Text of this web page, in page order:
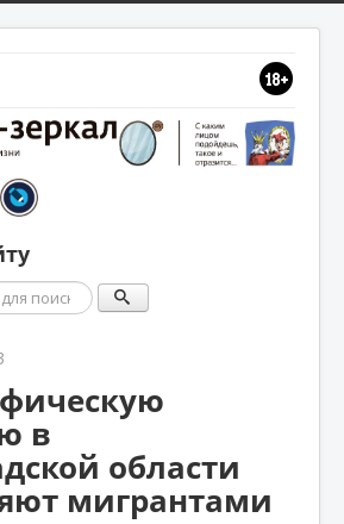
в
области
мигрантами